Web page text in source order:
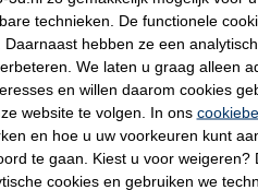
123-3D.nl is het ideale filament voor
als gebruiksvriendelijk. Daarnaast
mm PETG is een licht flexibel filament
technieken. De functionele
hebben ze een
We laten u graag alleen
en willen daarom cookies
website te volgen. In ons
en hoe u uw voorkeuren kunt
te gaan. Kiest u voor weigeren?
cookies en gebruiken we